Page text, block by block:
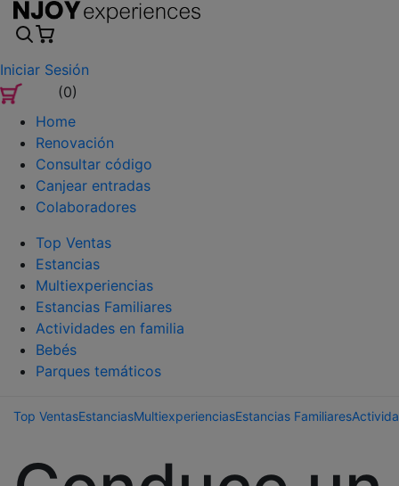
Iniciar Sesión
(0)
Home
Renovación
Consultar código
Canjear entradas
Colaboradores
Top Ventas
Estancias
Multiexperiencias
Estancias Familiares
Actividades en familia
Bebés
Parques temáticos
Top VentasEstanciasMultiexperienciasEstancias Familiares